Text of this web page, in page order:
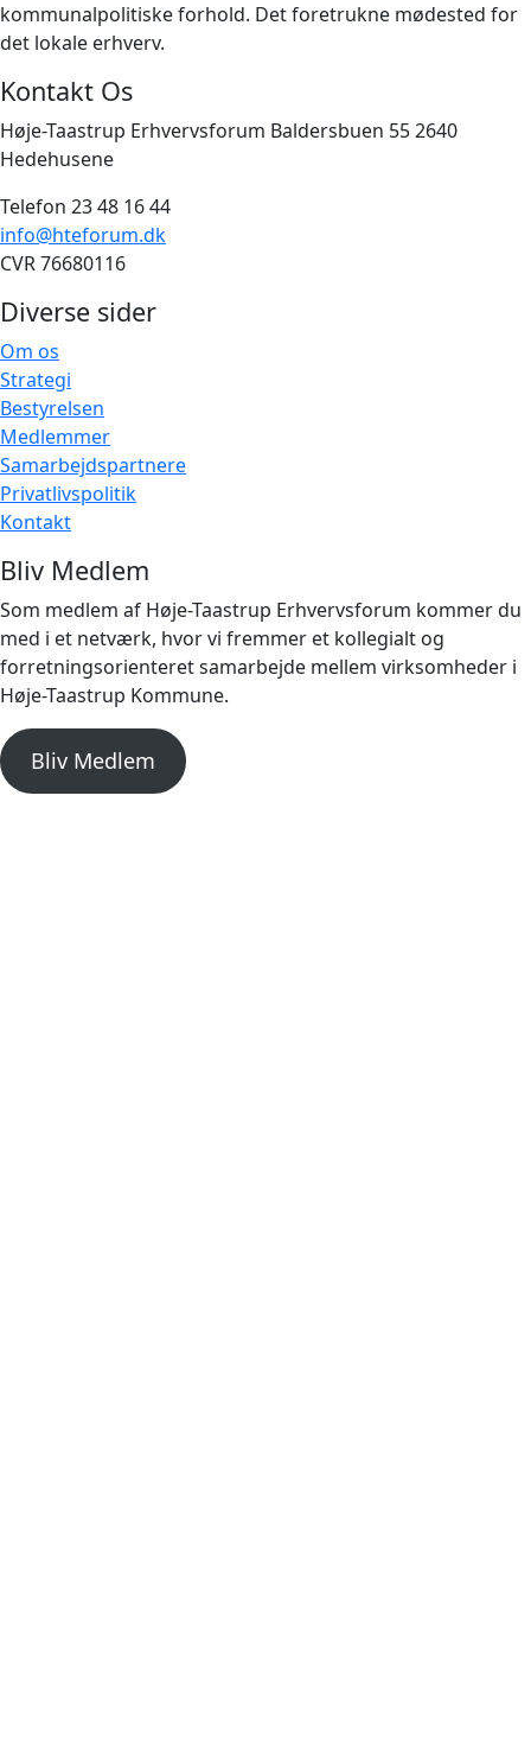
kommunalpolitiske forhold. Det foretrukne mødested for
det lokale erhverv.
Kontakt Os
Høje-Taastrup Erhvervsforum Baldersbuen 55 2640
Hedehusene
Telefon 23 48 16 44
info@hteforum.dk
CVR 76680116
Diverse sider
Om os
Strategi
Bestyrelsen
Medlemmer
Samarbejdspartnere
Privatlivspolitik
Kontakt
Bliv Medlem
Som medlem af Høje-Taastrup Erhvervsforum kommer du
med i et netværk, hvor vi fremmer et kollegialt og
forretningsorienteret samarbejde mellem virksomheder i
Høje-Taastrup Kommune.
Bliv Medlem